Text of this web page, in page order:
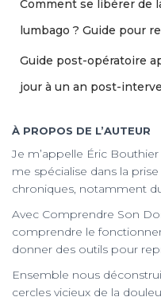
Comment se libérer de
lumbago ? Guide pour
Guide post-opératoire
jour à un an post-
À PROPOS DE L’AUTEUR
Je m’appelle Éric
me spécialise dans la
chroniques, notamment
Avec Comprendre Son
comprendre le
donner des outils pour
Ensemble nous
cercles vicieux de la